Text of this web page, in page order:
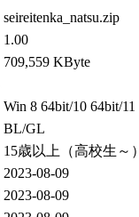
seireitenka_natsu.zip
1.00
709,559 KByte
Win 8 64bit/10 64bit/11
BL/GL
15歳以上（高校生～）
2023-08-09
2023-08-09